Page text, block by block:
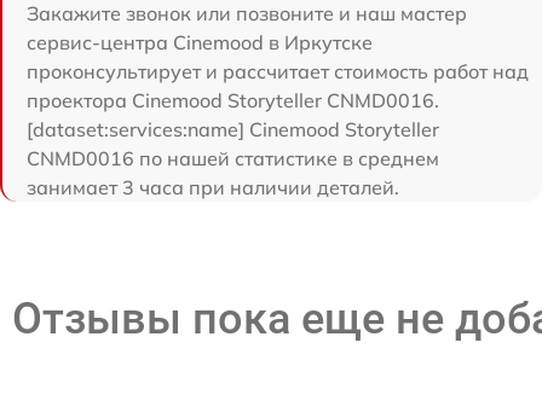
Закажите звонок или позвоните и наш мастер
сервис-центра Cinemood в Иркутске
проконсультирует и рассчитает стоимость работ над
проектора Cinemood Storyteller CNMD0016.
[dataset:services:name] Cinemood Storyteller
CNMD0016 по нашей статистике в среднем
занимает 3 часа при наличии деталей.
Отзывы пока еще не